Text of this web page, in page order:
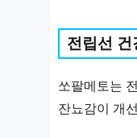
전립선 건
쏘팔메토는
잔뇨감이 개